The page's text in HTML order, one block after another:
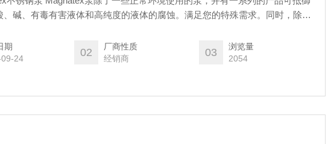
、碱、有毒有害液体和高纯度的液体的腐蚀。满足您的特殊需求。同时，除了
期
24
02
厂商性质
经销商
03
浏览量
2054